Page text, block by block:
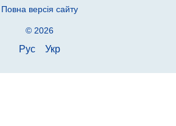
Повна версія сайту
© 2026
Рус Укр